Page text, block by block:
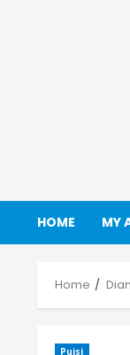
HOME MY
Home
Puisi